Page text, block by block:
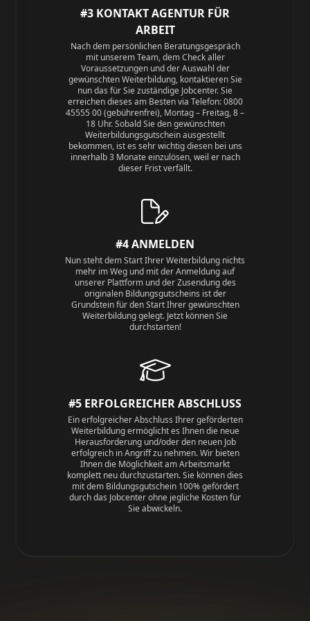
#3 KONTAKT AGENTUR FÜR
ARBEIT
Nach dem persönlichen Beratungsgespräch
mit unserem Team, dem Check aller
Voraussetzungen und der Auswahl der
gewünschten Weiterbildung, kontaktieren Sie
nun das für Sie zuständige Jobcenter. Sie
erreichen dieses am Besten via Telefon: 0800
45555 00 (gebührenfrei), Montag – Freitag, 8 –
18 Uhr. Sobald Sie den gewünschten
Weiterbildungsgutschein ausgestellt
bekommen, ist es sehr wichtig diesen bei uns
innerhalb 3 Monate einzulösen, weil er nach
dieser Frist verfällt.
#4 ANMELDEN
Nun steht dem Start Ihrer Weiterbildung nichts
mehr im Weg und mit der Anmeldung auf
unserer Plattform und der Zusendung des
originalen Bildungsgutscheins ist der
Grundstein für den Start Ihrer gewünschten
Weiterbildung gelegt. Jetzt können Sie
durchstarten!
#5 ERFOLGREICHER ABSCHLUSS
Ein erfolgreicher Abschluss Ihrer geförderten
Weiterbildung ermöglicht es Ihnen die neue
Herausforderung und/oder den neuen Job
erfolgreich in Angriff zu nehmen. Wir bieten
Ihnen die Möglichkeit am Arbeitsmarkt
komplett neu durchzustarten. Sie können dies
mit dem Bildungsgutschein 100% gefördert
durch das Jobcenter ohne jegliche Kosten für
Sie abwickeln.